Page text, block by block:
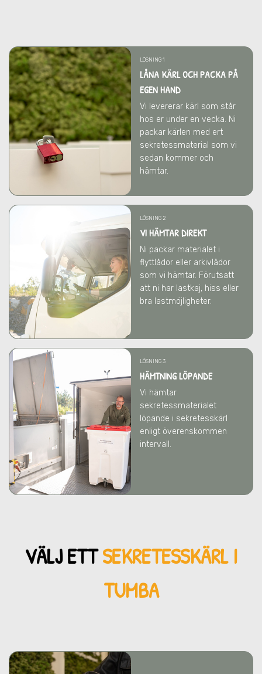
LÖSNING 1
LÅNA KÄRL OCH PACKA PÅ
EGEN HAND
Vi levererar kärl som står
hos er under en vecka. Ni
packar kärlen med ert
sekretessmaterial som vi
sedan kommer och
hämtar.
LÖSNING 2
VI HÄMTAR DIREKT
Ni packar materialet i
flyttlådor eller arkivlådor
som vi hämtar. Förutsatt
att ni har lastkaj, hiss eller
bra lastmöjligheter.
LÖSNING 3
HÄMTNING LÖPANDE
Vi hämtar
sekretessmaterialet
löpande i sekretesskärl
enligt överenskommen
intervall.
VÄLJ ETTSEKRETESSKÄRL I
TUMBA